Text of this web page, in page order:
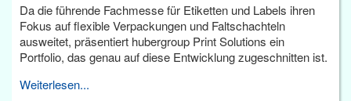
Da die führende Fachmesse für Etiketten und Labels ihren
Fokus auf flexible Verpackungen und Faltschachteln
ausweitet, präsentiert hubergroup Print Solutions ein
Portfolio, das genau auf diese Entwicklung zugeschnitten ist.
Weiterlesen...